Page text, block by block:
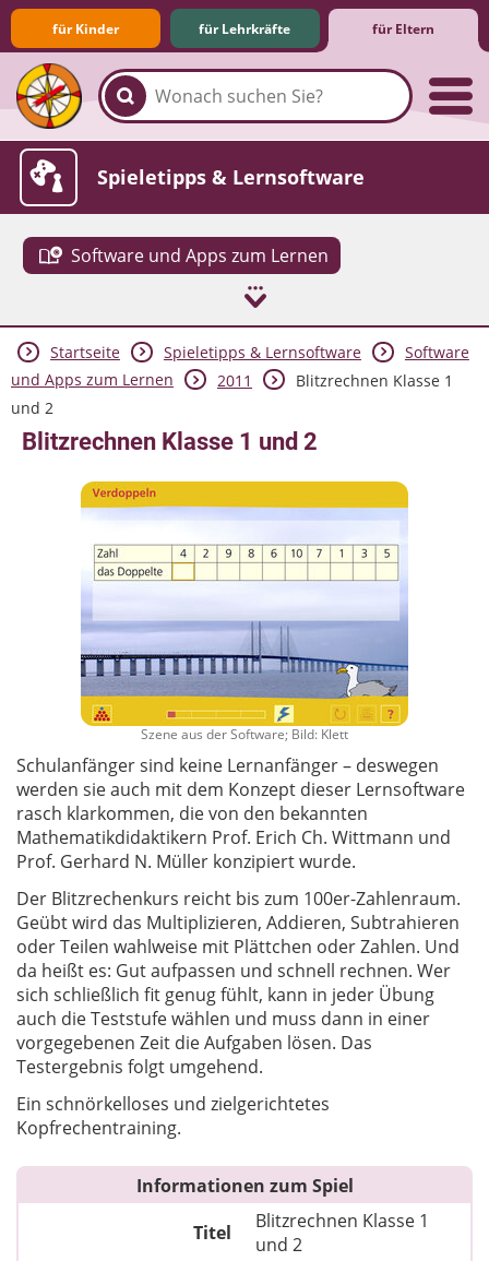
für Kinder für Lehrkräfte für Eltern
Familie & Medien
Spieletipps & Lernsoftware
Software und Apps zum Lernen
Die Jüngsten im Netz
Lexikon
Aktuelles
Startseite Spieletipps & Lernsoftware
Software
und Apps zum Lernen
2011
Blitzrechnen Klasse 1
und 2
Blitzrechnen Klasse 1 und 2
Szene aus der Software; Bild: Klett
Schulanfänger sind keine Lernanfänger – deswegen
werden sie auch mit dem Konzept dieser Lernsoftware
rasch klarkommen, die von den bekannten
Mathematikdidaktikern Prof. Erich Ch. Wittmann und
Prof. Gerhard N. Müller konzipiert wurde.
Der Blitzrechenkurs reicht bis zum 100er-Zahlenraum.
Geübt wird das Multiplizieren, Addieren, Subtrahieren
oder Teilen wahlweise mit Plättchen oder Zahlen. Und
da heißt es: Gut aufpassen und schnell rechnen. Wer
sich schließlich fit genug fühlt, kann in jeder Übung
auch die Teststufe wählen und muss dann in einer
vorgegebenen Zeit die Aufgaben lösen. Das
Testergebnis folgt umgehend.
Ein schnörkelloses und zielgerichtetes
Kopfrechentraining.
Informationen zum Spiel
Titel
Blitzrechnen Klasse 1
und 2